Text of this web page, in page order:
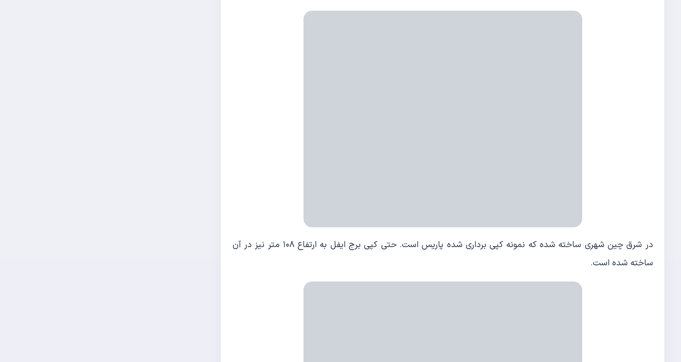
در شرق چین شهری ساخته شده که نمونه کپی برداری شده پاریس است. حتی کپی برج ایفل به ارتفاع ۱۰۸ متر نیز در آن
ساخته شده است.